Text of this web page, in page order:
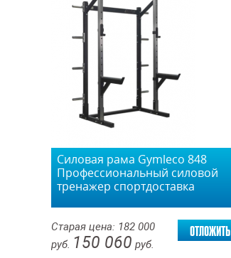
Силовая рама Gymleco 848
Профессиональный силовой
тренажер спортдоставка
Старая цена: 182 000
руб. 150 060 руб.
отложить